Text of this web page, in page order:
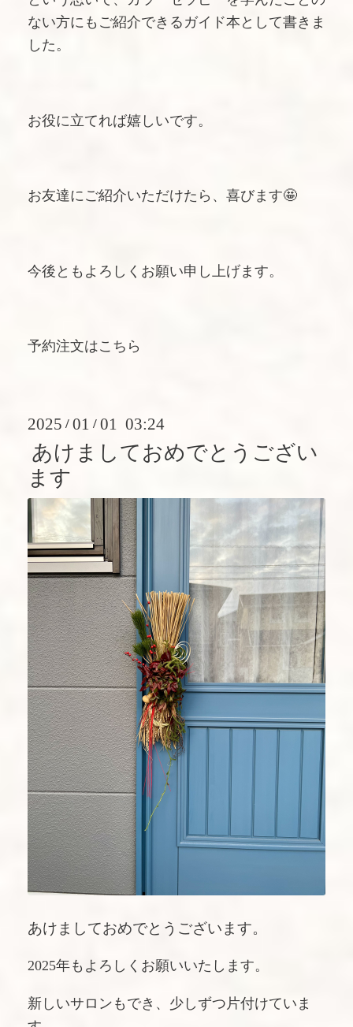
ない方にもご紹介できるガイド本として書きま
した。
お役に立てれば嬉しいです。
お友達にご紹介いただけたら、喜びます🤩
今後ともよろしくお願い申し上げます。
予約注文はこちら
2025 / 01 / 01 03:24
あけましておめでとうござい
ます
あけましておめでとうございます。
2025年もよろしくお願いいたします。
新しいサロンもでき、少しずつ片付けていま